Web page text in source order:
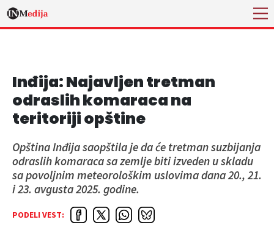
Inđija: Najavljen tretman
odraslih komaraca na
teritoriji opštine
Opština Inđija saopštila je da će tretman suzbijanja
odraslih komaraca sa zemlje biti izveden u skladu
sa povoljnim meteorološkim uslovima dana 20., 21.
i 23. avgusta 2025. godine.
PODELI VEST: